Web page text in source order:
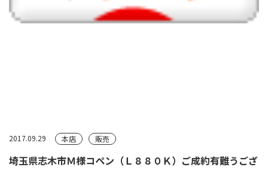
2017.09.29 本店 販売
埼玉県志木市Ｍ様コペン（Ｌ８８０Ｋ）ご成約有難うござ